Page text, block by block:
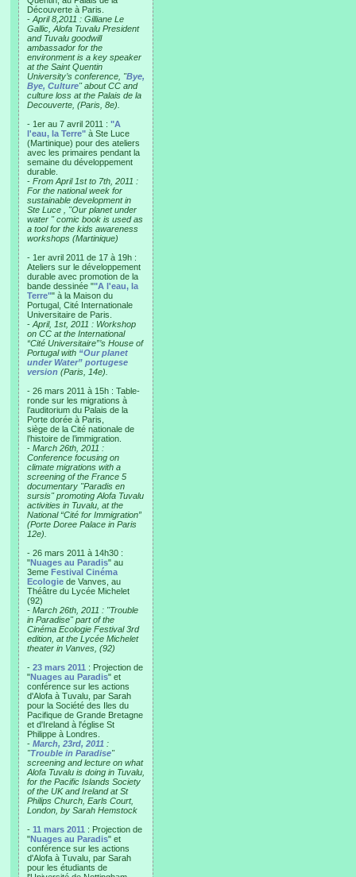
Découverte à Paris.
- April 8,2011 : Gilliane Le
Gallic, Alofa Tuvalu President
and Tuvalu goodwill
ambassador for the
environment is a key speaker
at the Saint Quentin
University’s conference, "Bye,
Bye, Culture" about CC and
culture loss at the Palais de la
Decouverte, (Paris, 8e).
- 1er au 7 avril 2011 : "A
l'eau, la Terre" à Ste Luce
(Martinique) pour des ateliers
avec les primaires pendant la
semaine du développement
durable.
- From April 1st to 7th, 2011 :
For the national week for
sustainable development in
Ste Luce , "Our planet under
water " comic book is used as
a tool for the kids awareness
workshops (Martinique)
- 1er avril 2011 de 17 à 19h :
Ateliers sur le développement
durable avec promotion de la
bande dessinée ""A l'eau, la
Terre"" à la Maison du
Portugal, Cité Internationale
Universitaire de Paris.
- April, 1st, 2011 : Workshop
on CC at the International
“Cité Universitaire”’s House of
Portugal with “Our planet
under Water” portugese
version (Paris, 14e).
- 26 mars 2011 à 15h : Table-
ronde sur les migrations à
l’auditorium du Palais de la
Porte dorée à Paris,
siège de la Cité nationale de
l’histoire de l’immigration.
- March 26th, 2011 :
Conference focusing on
climate migrations with a
screening of the France 5
documentary "Paradis en
sursis" promoting Alofa Tuvalu
activities in Tuvalu, at the
National “Cité for Immigration”
(Porte Doree Palace in Paris
12e).
- 26 mars 2011 à 14h30 :
"Nuages au Paradis" au
3eme Festival Cinéma
Ecologie de Vanves, au
Théâtre du Lycée Michelet
(92)
- March 26th, 2011 : "Trouble
in Paradise" part of the
Cinéma Ecologie Festival 3rd
edition, at the Lycée Michelet
theater in Vanves, (92)
- 23 mars 2011 : Projection de
"Nuages au Paradis" et
conférence sur les actions
d'Alofa à Tuvalu, par Sarah
pour la Société des Iles du
Pacifique de Grande Bretagne
et d'Ireland à l'église St
Philippe à Londres.
- March, 23rd, 2011 :
"Trouble in Paradise"
screening and lecture on what
Alofa Tuvalu is doing in Tuvalu,
for the Pacific Islands Society
of the UK and Ireland at St
Philips Church, Earls Court,
London, by Sarah Hemstock
- 11 mars 2011 : Projection de
"Nuages au Paradis" et
conférence sur les actions
d'Alofa à Tuvalu, par Sarah
pour les étudiants de